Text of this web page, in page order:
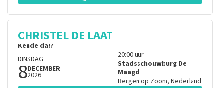
CHRISTEL DE LAAT
Kende da!?
DINSDAG
8DECEMBER
2026
20:00uur
Stadsschouwburg De
Maagd
Bergen op Zoom, Nederland